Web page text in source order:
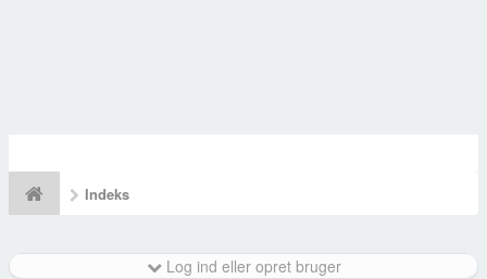
Indeks
Log ind eller opret bruger